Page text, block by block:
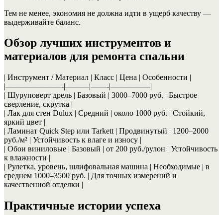
Тем не менее, экономия не должна идти в ущерб качеству —
выдерживайте баланс.
Обзор лучших инструментов и
материалов для ремонта спальни
| Инструмент / Материал | Класс | Цена | Особенности |
|———————-|———|——-|—————|
| Шуруповерт дрель | Базовый | 3000–7000 руб. | Быстрое
сверление, скрутка |
| Лак для стен Dulux | Средний | около 1000 руб. | Стойкий,
яркий цвет |
| Ламинат Quick Step или Tarkett | Продвинутый | 1200–2000
руб./м² | Устойчивость к влаге и износу |
| Обои виниловые | Базовый | от 200 руб./рулон | Устойчивость
к влажности |
| Рулетка, уровень, шлифовальная машина | Необходимые | в
среднем 1000–3500 руб. | Для точных измерений и
качественной отделки |
Практичные истории успеха